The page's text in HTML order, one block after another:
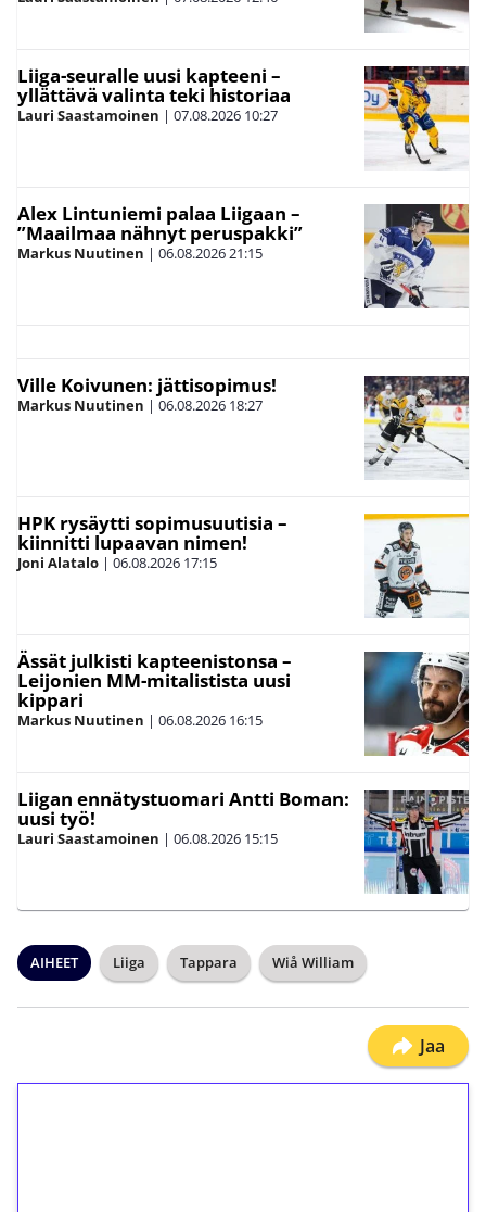
Liiga-seuralle uusi kapteeni –
yllättävä valinta teki historiaa
Lauri Saastamoinen | 07.08.2026 10:27
Alex Lintuniemi palaa Liigaan –
”Maailmaa nähnyt peruspakki”
Markus Nuutinen | 06.08.202621:15
Ville Koivunen: jättisopimus!
Markus Nuutinen | 06.08.2026 18:27
HPK rysäytti sopimusuutisia –
kiinnitti lupaavan nimen!
Joni Alatalo | 06.08.2026 17:15
Ässät julkisti kapteenistonsa –
Leijonien MM-mitalistista uusi
kippari
Markus Nuutinen | 06.08.2026 16:15
Liigan ennätystuomari Antti Boman:
uusi työ!
Lauri Saastamoinen | 06.08.2026 15:15
AIHEET Liiga Tappara Wiå William
Jaa